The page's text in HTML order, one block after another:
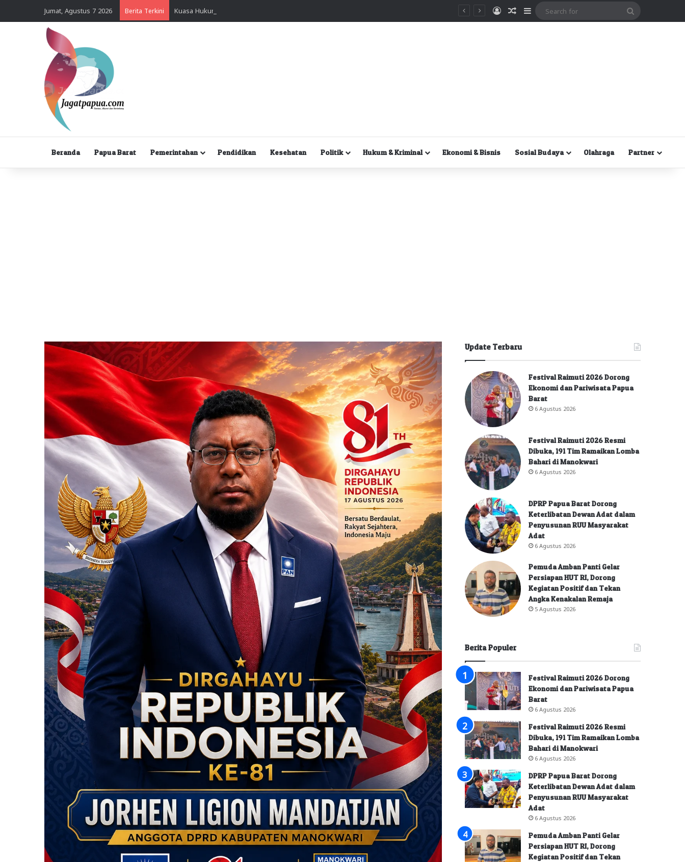
Jumat, Agustus 7 2026 Berita Terkini MasukRandom Article
Sidebar
Beranda Papua Barat Pemerintahan Pendidikan Kesehatan Politik Hukum & Kriminal Ekonomi & Bisnis Sosial Budaya Olahraga Partner
Update Terbaru
Festival Raimuti 2026 Dorong
Ekonomi dan Pariwisata Papua
Barat
6 Agustus 2026
Festival Raimuti 2026 Resmi
Dibuka, 191 Tim Ramaikan Lomba
Bahari di Manokwari
6 Agustus 2026
DPRP Papua Barat Dorong
Keterlibatan Dewan Adat dalam
Penyusunan RUU Masyarakat
Adat
6 Agustus 2026
Pemuda Amban Panti Gelar
Persiapan HUT RI, Dorong
Kegiatan Positif dan Tekan
Angka Kenakalan Remaja
5 Agustus 2026
Berita Populer
Festival Raimuti 2026 Dorong
Ekonomi dan Pariwisata Papua
Barat
6 Agustus 2026
Festival Raimuti 2026 Resmi
Dibuka, 191 Tim Ramaikan Lomba
Bahari di Manokwari
6 Agustus 2026
DPRP Papua Barat Dorong
Keterlibatan Dewan Adat dalam
Penyusunan RUU Masyarakat
Adat
6 Agustus 2026
Pemuda Amban Panti Gelar
Persiapan HUT RI, Dorong
Kegiatan Positif dan Tekan